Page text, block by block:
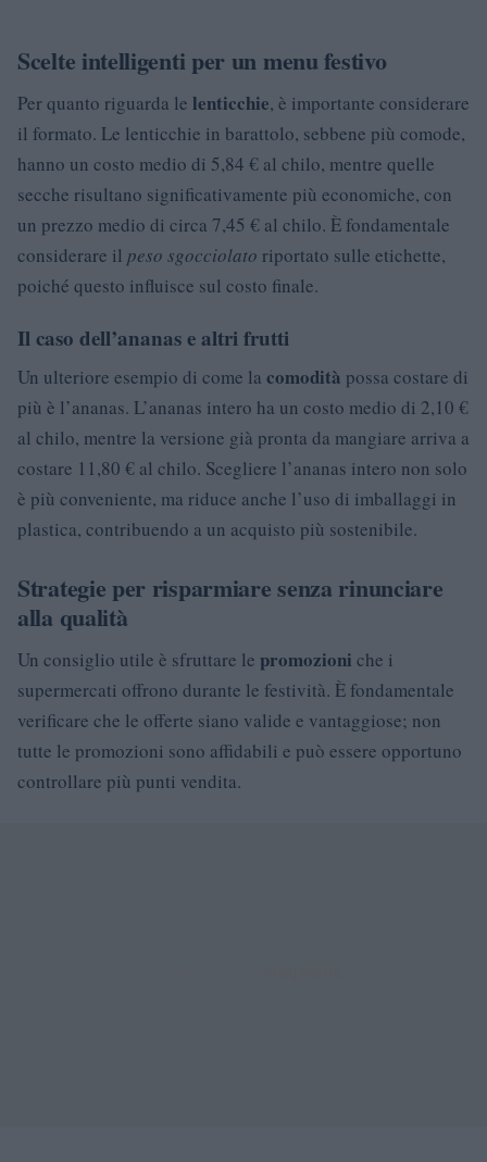
Scelte intelligenti per un menu festivo
Per quanto riguarda le lenticchie, è importante considerare
il formato. Le lenticchie in barattolo, sebbene più comode,
hanno un costo medio di 5,84 € al chilo, mentre quelle
secche risultano significativamente più economiche, con
un prezzo medio di circa 7,45 € al chilo. È fondamentale
considerare il peso sgocciolato riportato sulle etichette,
poiché questo influisce sul costo finale.
Il caso dell’ananas e altri frutti
Un ulteriore esempio di come la comodità possa costare di
più è l’ananas. L’ananas intero ha un costo medio di 2,10 €
al chilo, mentre la versione già pronta da mangiare arriva a
costare 11,80 € al chilo. Scegliere l’ananas intero non solo
è più conveniente, ma riduce anche l’uso di imballaggi in
plastica, contribuendo a un acquisto più sostenibile.
Strategie per risparmiare senza rinunciare
alla qualità
Un consiglio utile è sfruttare le promozioni che i
supermercati offrono durante le festività. È fondamentale
verificare che le offerte siano valide e vantaggiose; non
tutte le promozioni sono affidabili e può essere opportuno
controllare più punti vendita.